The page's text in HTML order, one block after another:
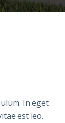
In eget
est leo.